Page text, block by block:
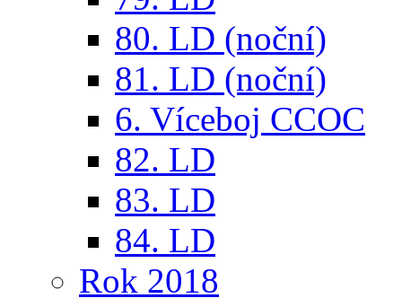
80. LD (noční)
81. LD (noční)
6. Víceboj CCOC
82. LD
83. LD
84. LD
Rok 2018